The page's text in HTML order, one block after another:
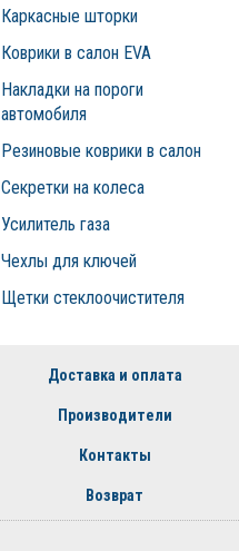
Каркасные шторки
Коврики в салон EVA
Накладки на пороги
автомобиля
Резиновые коврики в салон
Секретки на колеса
Усилитель газа
Чехлы для ключей
Щетки стеклоочистителя
Доставка и оплата
Производители
Контакты
Возврат